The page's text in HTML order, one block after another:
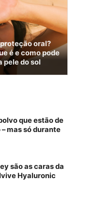
oral?
é e como pode
pele do sol
que estão de
mas só durante
são as caras da
Hyaluronic